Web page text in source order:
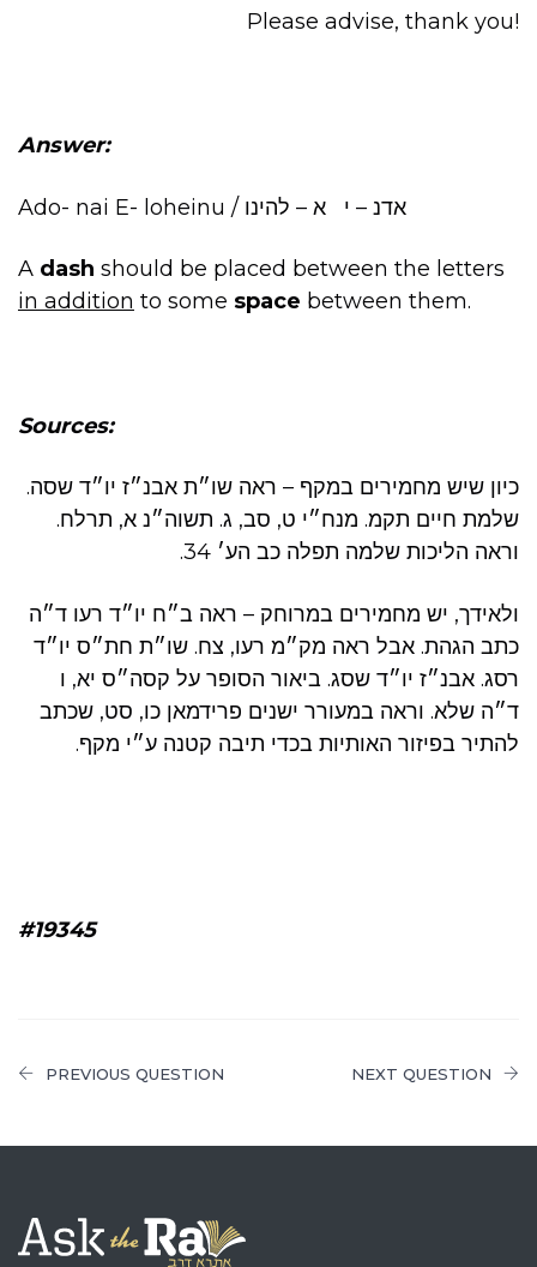
Please advise, thank you!
Answer:
Ado- nai E- loheinu / אדנ – י א – להינו
A dash should be placed between the letters
in addition to some space between them.
Sources:
כיון שיש מחמירים במקף – ראה שו״ת אבנ״ז יו״ד שסה.
שלמת חיים תקמ. מנח״י ט, סב, ג. תשוה״נ א, תרלח.
וראה הליכות שלמה תפלה כב הע׳ 34.
ולאידך, יש מחמירים במרוחק – ראה ב״ח יו״ד רעו ד״ה
כתב הגהת. אבל ראה מק״מ רעו, צח. שו״ת חת״ס יו״ד
רסג. אבנ״ז יו״ד שסג. ביאור הסופר על קסה״ס יא, ו
ד״ה שלא. וראה במעורר ישנים פרידמאן כו, סט, שכתב
להתיר בפיזור האותיות בכדי תיבה קטנה ע״י מקף.
#19345
PREVIOUS QUESTION NEXT QUESTION